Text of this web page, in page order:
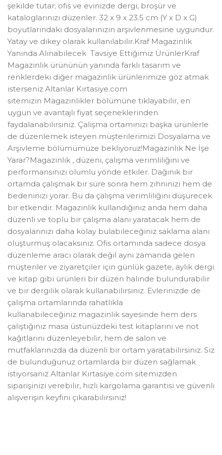
şekilde tutar; ofis ve evinizde dergi, broşür ve
kataloglarınızı düzenler. 32 x 9 x 23.5 cm (Y x D x G)
boyutlarındaki dosyalarınızın arşivlenmesine uygundur.
Yatay ve dikey olarak kullanılabilir.Kraf Magazinlik
Yanında Alınabilecek Tavsiye Ettiğimiz ÜrünlerKraf
Magazinlik ürününün yanında farklı tasarım ve
renklerdeki diğer magazinlik ürünlerimize göz atmak
isterseniz Altanlar Kırtasiye.com
sitemizin Magazinlikler bölümüne tıklayabilir, en
uygun ve avantajlı fiyat seçeneklerinden
faydalanabilirsiniz. Çalışma ortamınızı başka ürünlerle
de düzenlemek isteyen müşterilerimizi Dosyalama ve
Arşivleme bölümümüze bekliyoruz!Magazinlik Ne İşe
Yarar?Magazinlik , düzeni, çalışma verimliliğini ve
performansınızı olumlu yönde etkiler. Dağınık bir
ortamda çalışmak bir süre sonra hem zihninizi hem de
bedeninizi yorar. Bu da çalışma verimliliğini düşürecek
bir etkendir. Magazinlik kullandığınız anda hem daha
düzenli ve toplu bir çalışma alanı yaratacak hem de
dosyalarınızı daha kolay bulabileceğiniz saklama alanı
oluşturmuş olacaksınız. Ofis ortamında sadece dosya
düzenleme aracı olarak değil aynı zamanda gelen
müşteriler ve ziyaretçiler için günlük gazete, aylık dergi
ve kitap gibi ürünleri bir düzen halinde bulundurabilir
ve bir dergilik olarak kullanabilirsiniz. Evlerinizde de
çalışma ortamlarında rahatlıkla
kullanabileceğiniz magazinlik sayesinde hem ders
çalıştığınız masa üstünüzdeki test kitaplarını ve not
kağıtlarını düzenleyebilir, hem de salon ve
mutfaklarınızda da düzenli bir ortam yaratabilirsiniz. Siz
de bulunduğunuz ortamlarda bir düzen sağlamak
istiyorsanız Altanlar Kırtasiye.com sitemizden
siparişinizi verebilir, hızlı kargolama garantisi ve güvenli
alışverişin keyfini çıkarabilirsiniz!